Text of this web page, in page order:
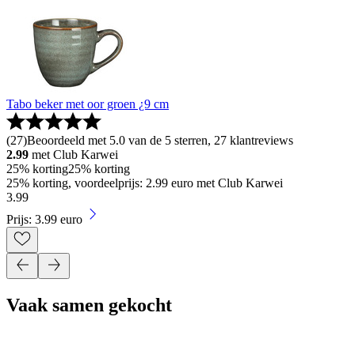
Tabo beker met oor groen ¿9 cm
(27)Beoordeeld met 5.0 van de 5 sterren, 27 klantreviews
2.99 met Club Karwei
25% korting25% korting
25% korting, voordeelprijs: 2.99 euro met Club Karwei
3.99
Prijs: 3.99 euro
Vaak samen gekocht